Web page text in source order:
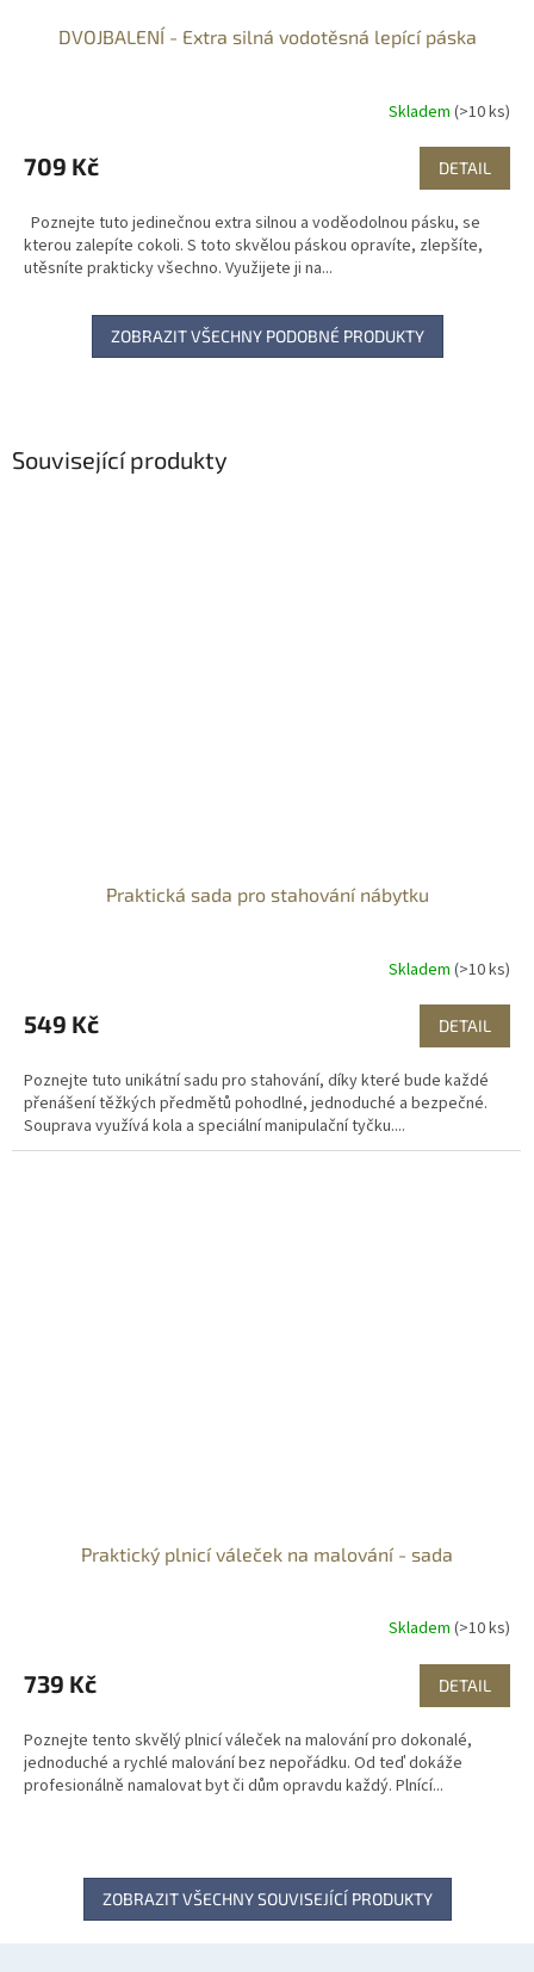
Související produkty
Praktická sada pro stahování nábytku
Skladem (>10 ks)
549 Kč DETAIL
Poznejte tuto unikátní sadu pro stahování, díky které bude každé
přenášení těžkých předmětů pohodlné, jednoduché a bezpečné.
Souprava využívá kola a speciální manipulační tyčku....
Praktický plnicí váleček na malování - sada
Skladem (>10 ks)
739 Kč DETAIL
Poznejte tento skvělý plnicí váleček na malování pro dokonalé,
jednoduché a rychlé malování bez nepořádku. Od teď dokáže
profesionálně namalovat byt či dům opravdu každý. Plnící...
ZOBRAZIT VŠECHNY SOUVISEJÍCÍ PRODUKTY
DVOJBALENÍ - Extra silná vodotěsná lepící páska
Skladem (>10 ks)
709 Kč DETAIL
Poznejte tuto jedinečnou extra silnou a voděodolnou pásku, se
kterou zalepíte cokoli. S toto skvělou páskou opravíte, zlepšíte,
utěsníte prakticky všechno. Využijete ji na...
ZOBRAZIT VŠECHNY PODOBNÉ PRODUKTY